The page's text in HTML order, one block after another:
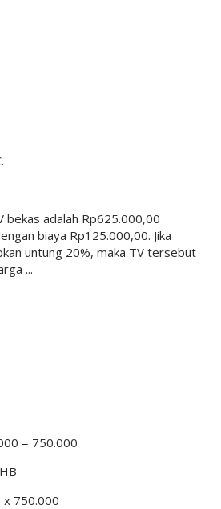
bekas adalah Rp625.000,00
biaya Rp125.000,00. Jika
untung 20%, maka TV tersebut
...
= 750.000
750.000